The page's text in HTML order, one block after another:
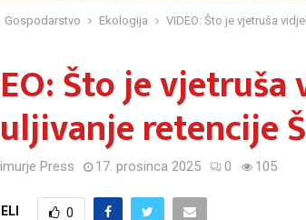
Gospodarstvo Ekologija VIDEO: Što je vjetruša
Što je vjetruša
retencije
Press 17. prosinca 2025 0 105
0